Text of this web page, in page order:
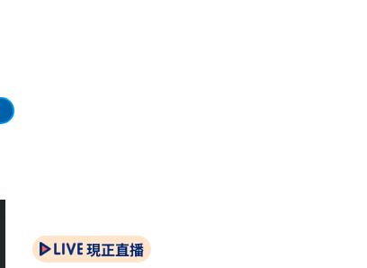
現正直播